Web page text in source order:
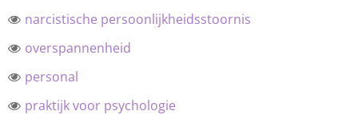
narcistische persoonlijkheidsstoornis
overspannenheid
personal
praktijk voor psychologie